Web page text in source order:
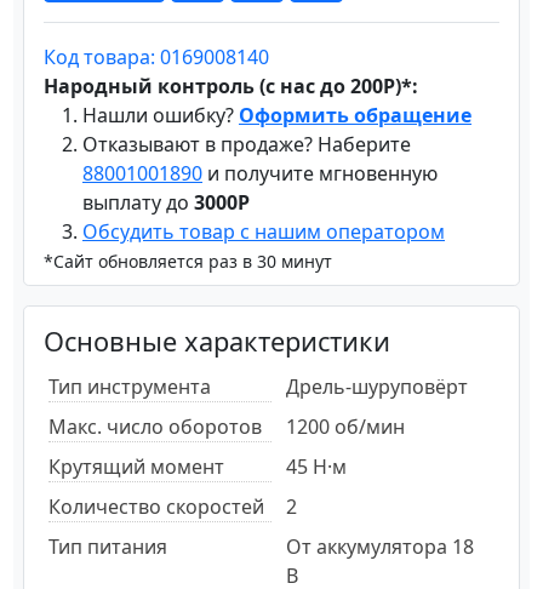
Код товара: 0169008140
Народный контроль (с нас до 200Р)*:
Нашли ошибку? Оформить обращение
Отказывают в продаже? Наберите
88001001890 и получите мгновенную
выплату до 3000Р
Обсудить товар с нашим оператором
*Сайт обновляется раз в 30 минут
Основные характеристики
Тип инструмента
Дрель-шуруповёрт
Макс. число оборотов
1200 об/мин
Крутящий момент
45 Н·м
Количество скоростей
2
Тип питания
От аккумулятора 18
В